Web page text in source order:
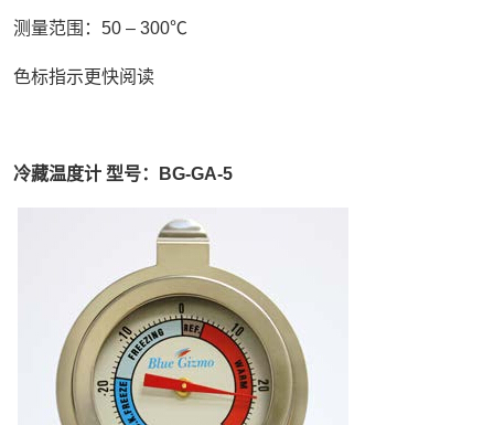
测量范围：50 – 300℃
色标指示更快阅读
冷藏温度计 型号：BG-GA-5